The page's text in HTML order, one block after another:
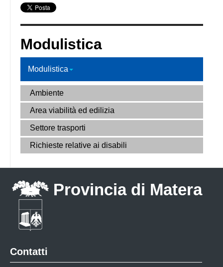
Modulistica
Modulistica
Ambiente
Area viabilità ed edilizia
Settore trasporti
Richieste relative ai disabili
Provincia di Matera
Contatti